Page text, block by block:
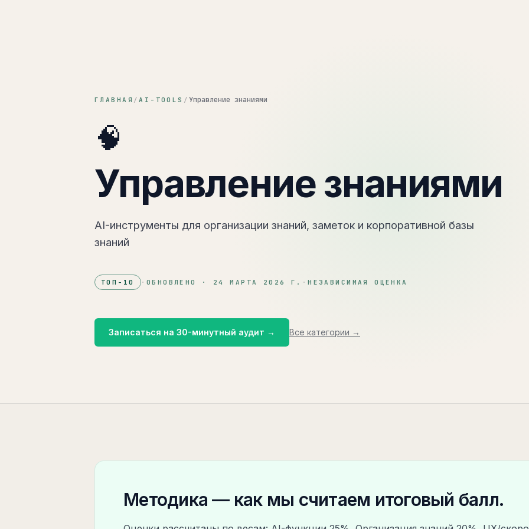
ГЛАВНАЯ /AI-TOOLS /Управление знаниями
🧠
Управление знаниями
AI-инструменты для организации знаний, заметок и корпоративной базы
знаний
ТОП- 10 · ОБНОВЛЕНО · 24 МАРТА 2026 Г. ·НЕЗАВИСИМАЯ ОЦЕНКА
Записаться на 30-минутный аудит → Все категории →
Методика — как мы считаем итоговый балл.